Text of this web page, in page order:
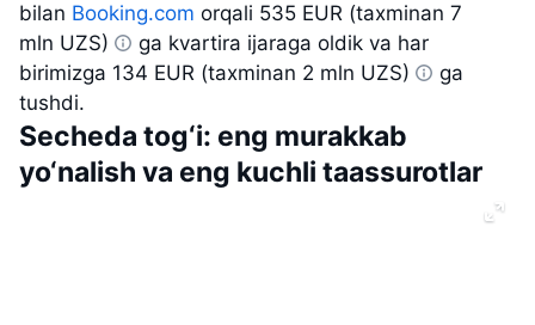
bilan Booking.com orqali 535 EUR (taxminan 7
mln UZS)
ga kvartira ijaraga oldik va har
birimizga 134 EUR (taxminan 2 mln UZS)
ga
tushdi.
Secheda tog‘i: eng murakkab
yo‘nalish va eng kuchli taassurotlar